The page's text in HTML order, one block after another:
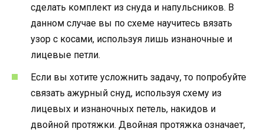
сделать комплект из снуда и напульсников. В
данном случае вы по схеме научитесь вязать
узор с косами, используя лишь изнаночные и
лицевые петли.
Если вы хотите усложнить задачу, то попробуйте
связать ажурный снуд, используя схему из
лицевых и изнаночных петель, накидов и
двойной протяжки. Двойная протяжка означает,